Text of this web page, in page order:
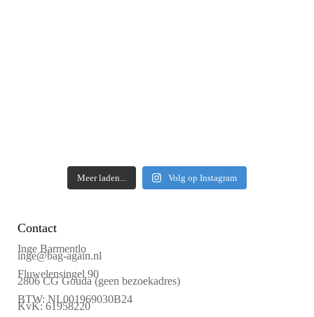
Meer laden... Volg op Instagram
Contact
Inge Barmentlo
inge@bag-again.nl
Fluwelensingel 90
2806 CG Gouda (geen bezoekadres)
BTW: NL001969030B24
KvK: 61958220